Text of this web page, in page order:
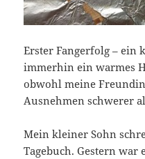
Erster Fangerfolg – ein
immerhin ein warmes
obwohl meine
Ausnehmen schwerer
Mein kleiner Sohn
Tagebuch. Gestern war